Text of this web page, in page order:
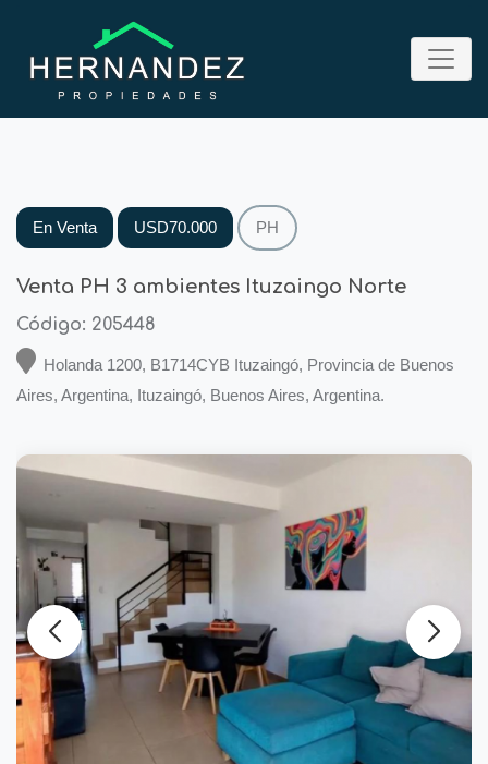
En Venta USD70.000 PH
Venta PH 3 ambientes Ituzaingo Norte
Código: 205448
Holanda 1200, B1714CYB Ituzaingó, Provincia de Buenos
Aires, Argentina, Ituzaingó, Buenos Aires, Argentina.